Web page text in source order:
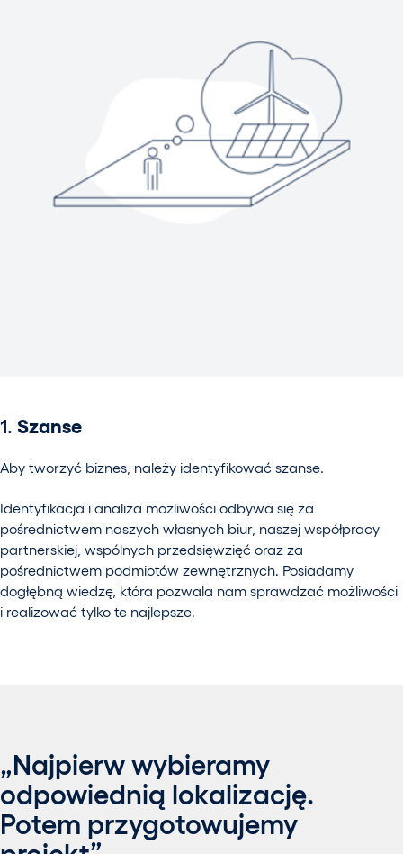
1. Szanse
Aby tworzyć biznes, należy identyfikować szanse.
Identyfikacja i analiza możliwości odbywa się za
pośrednictwem naszych własnych biur, naszej współpracy
partnerskiej, wspólnych przedsięwzięć oraz za
pośrednictwem podmiotów zewnętrznych. Posiadamy
dogłębną wiedzę, która pozwala nam sprawdzać możliwości
i realizować tylko te najlepsze.
„Najpierw wybieramy
odpowiednią lokalizację.
Potem przygotowujemy